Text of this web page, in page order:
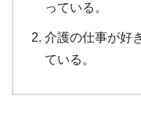
っている。
介護の仕事が好
ている。